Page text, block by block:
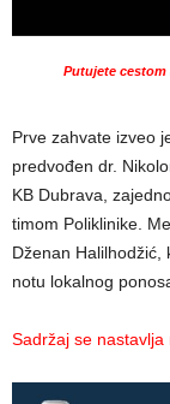
Putujete cestom
Prve zahvate izveo
predvođen dr.
KB Dubrava,
timom Poliklinike.
Dženan Halilhodžić,
notu lokalnog
Sadržaj se nastavlja